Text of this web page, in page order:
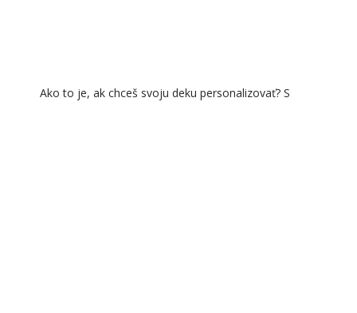
Ako to je, ak chceš svoju deku personalizovať? S